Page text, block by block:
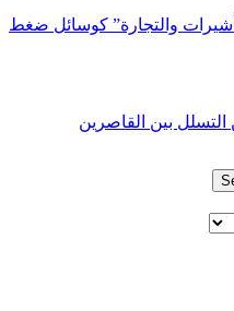
والتجارة” كوسائل ضغط
التسلل بين القاصرين